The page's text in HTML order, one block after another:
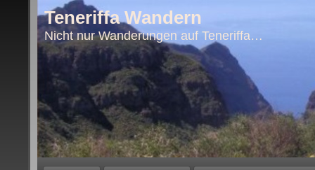
Teneriffa Wandern
Nicht nur Wanderungen auf Teneriffa…